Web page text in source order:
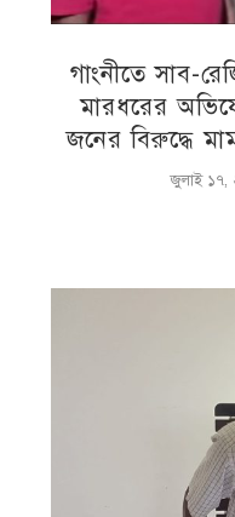
গাংনীতে সাব-
মারধরের
জনের বিরুদ্ধে
জুলাই ১৭,